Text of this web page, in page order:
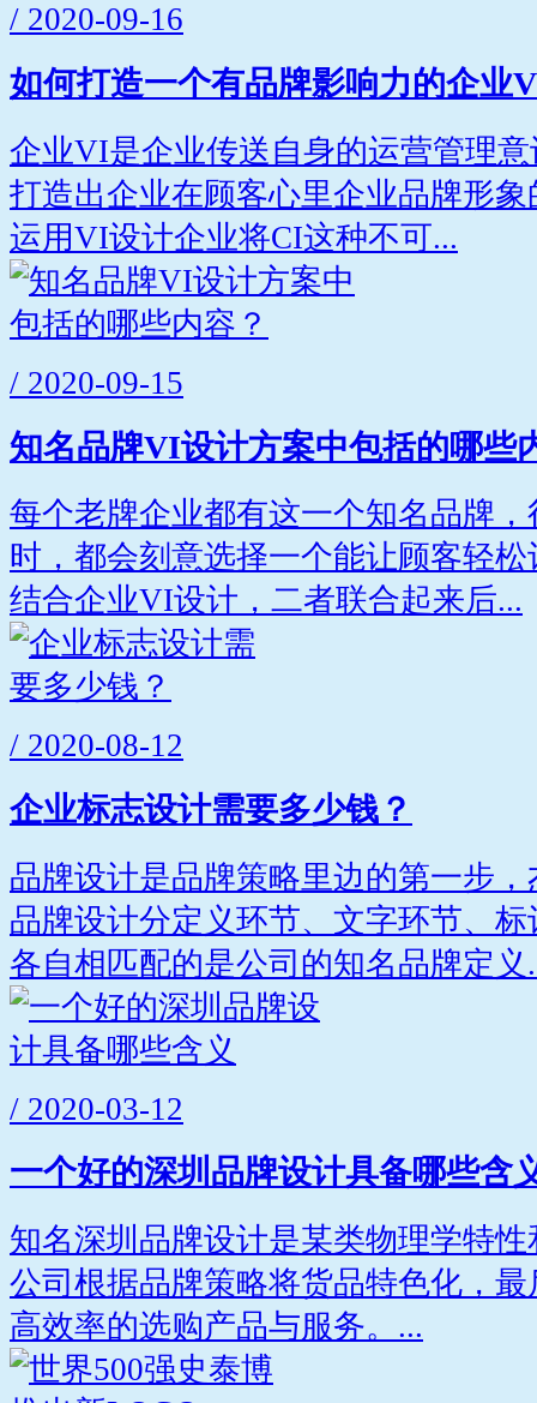
/ 2020-09-16
如何打造一个有品牌影响力的企业
企业VI是企业传送自身的运营管理
打造出企业在顾客心里企业品牌形
运用VI设计企业将CI这种不可...
/ 2020-09-15
知名品牌VI设计方案中包括的哪些
每个老牌企业都有这一个知名品牌
时，都会刻意选择一个能让顾客轻
结合企业VI设计，二者联合起来后...
/ 2020-08-12
企业标志设计需要多少钱？
品牌设计是品牌策略里边的第一步
品牌设计分定义环节、文字环节、
各自相匹配的是公司的知名品牌定义
/ 2020-03-12
一个好的深圳品牌设计具备哪些含
知名深圳品牌设计是某类物理学特
公司根据品牌策略将货品特色化，
高效率的选购产品与服务。...